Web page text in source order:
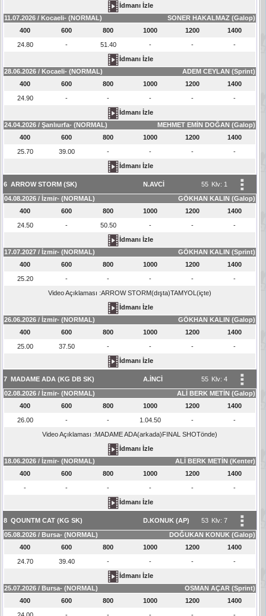
İdmanı İzle
11.07.2026 / Kocaeli- (NORMAL)
SONER HAKALMAZ (Galop)
400
600 800 1000 1200
1400
24.80
- 51.40 - -
-
İdmanı İzle
28.06.2026 / Kocaeli- (NORMAL)
ADEM CEYLAN (Sprint)
400
600 800 1000 1200
1400
24.90
- - - -
-
İdmanı İzle
24.04.2026 / Şanlıurfa- (NORMAL)
MEHMET EMİN DOĞAN (Galop)
400
600 800 1000 1200
1400
25.70
39.00 - - -
-
İdmanı İzle
6 ARROW STORM (SK) N.AVCİ 55 Klv: 1
04.08.2026 / İzmir- (NORMAL)
GÖKHAN KALIN (Galop)
400
600 800 1000 1200
1400
24.50
- 50.50 - -
-
İdmanı İzle
17.07.2027 / İzmir- (NORMAL)
GÖKHAN KALIN (Sprint)
400
600 800 1000 1200
1400
25.20
- - - -
-
Video Açıklaması :ARROW STORM(dışta)TAMYOL(içte)
İdmanı İzle
26.06.2026 / İzmir- (NORMAL)
GÖKHAN KALIN (Galop)
400
600 800 1000 1200
1400
25.00
37.50 - - -
-
İdmanı İzle
7 MADAME ADA (KG DB SK) A.İNCİ 55 Klv: 4
02.08.2026 / İzmir- (NORMAL)
ALİ BERK METİN (Galop)
400
600 800 1000 1200
1400
26.00
- - 1.04.50 -
-
Video Açıklaması :MADAME ADA(arkada)FINAL SHOTönde)
İdmanı İzle
18.06.2026 / İzmir- (NORMAL)
ALİ BERK METİN (Kenter)
400
600 800 1000 1200
1400
-
- - - -
-
İdmanı İzle
8 QOUNTM CAT (KG SK) D.KONUK (AP) 53 Klv: 7
05.08.2026 / Bursa- (NORMAL)
DOĞUKAN KONUK (Galop)
400
600 800 1000 1200
1400
24.70
39.40 - - -
-
İdmanı İzle
25.07.2026 / Bursa- (NORMAL)
OSMAN AÇAR (Sprint)
400
600 800 1000 1200
1400